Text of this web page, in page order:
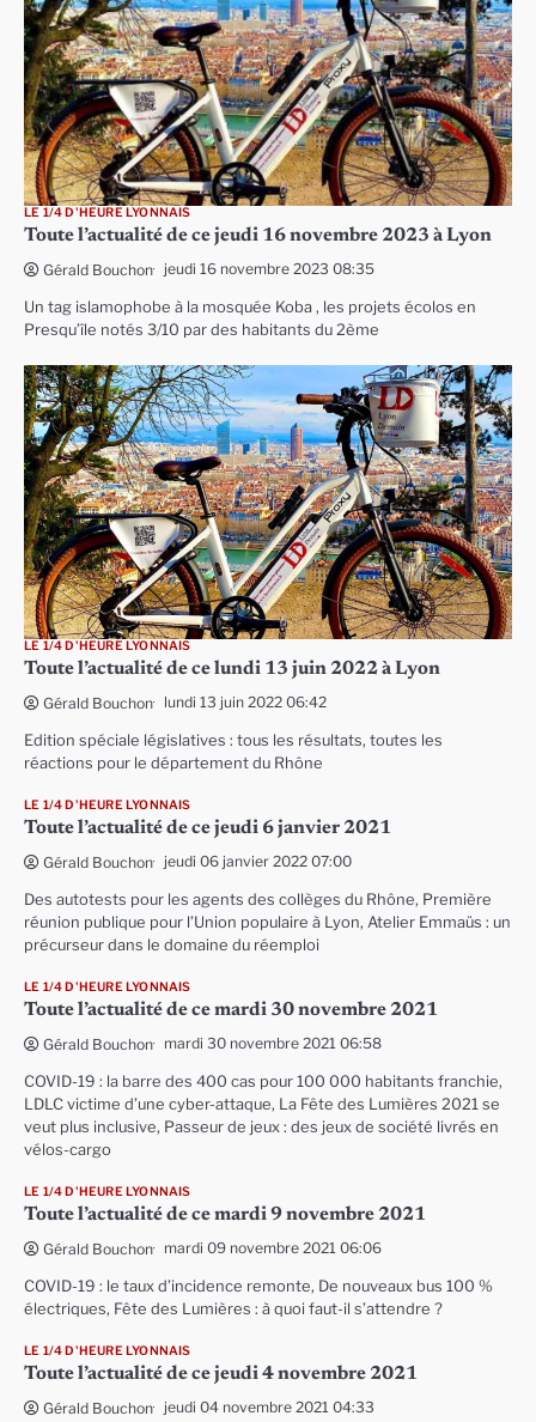
LE 1/4 D'HEURE LYONNAIS
Toute l’actualité de ce jeudi 16 novembre 2023 à Lyon
Gérald Bouchon jeudi 16 novembre 2023 08:35
Un tag islamophobe à la mosquée Koba , les projets écolos en
Presqu’île notés 3/10 par des habitants du 2ème
LE 1/4 D'HEURE LYONNAIS
Toute l’actualité de ce lundi 13 juin 2022 à Lyon
Gérald Bouchon lundi 13 juin 2022 06:42
Edition spéciale législatives : tous les résultats, toutes les
réactions pour le département du Rhône
LE 1/4 D'HEURE LYONNAIS
Toute l’actualité de ce jeudi 6 janvier 2021
Gérald Bouchon jeudi 06 janvier 2022 07:00
Des autotests pour les agents des collèges du Rhône, Première
réunion publique pour l’Union populaire à Lyon, Atelier Emmaüs : un
précurseur dans le domaine du réemploi
LE 1/4 D'HEURE LYONNAIS
Toute l’actualité de ce mardi 30 novembre 2021
Gérald Bouchon mardi 30 novembre 2021 06:58
COVID-19 : la barre des 400 cas pour 100 000 habitants franchie,
LDLC victime d’une cyber-attaque, La Fête des Lumières 2021 se
veut plus inclusive, Passeur de jeux : des jeux de société livrés en
vélos-cargo
LE 1/4 D'HEURE LYONNAIS
Toute l’actualité de ce mardi 9 novembre 2021
Gérald Bouchon mardi 09 novembre 2021 06:06
COVID-19 : le taux d’incidence remonte, De nouveaux bus 100 %
électriques, Fête des Lumières : à quoi faut-il s’attendre ?
LE 1/4 D'HEURE LYONNAIS
Toute l’actualité de ce jeudi 4 novembre 2021
Gérald Bouchon jeudi 04 novembre 2021 04:33